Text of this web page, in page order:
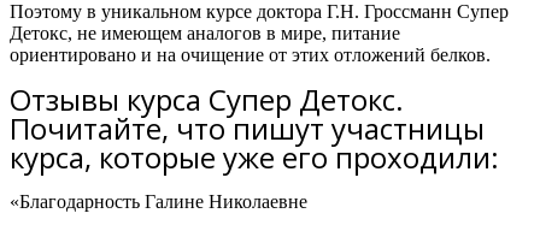
Поэтому в уникальном курсе доктора Г.Н. Гроссманн Супер
Детокс, не имеющем аналогов в мире, питание
ориентировано и на очищение от этих отложений белков.
Отзывы курса Супер Детокс.
Почитайте, что пишут участницы
курса, которые уже его проходили:
«Благодарность Галине Николаевне